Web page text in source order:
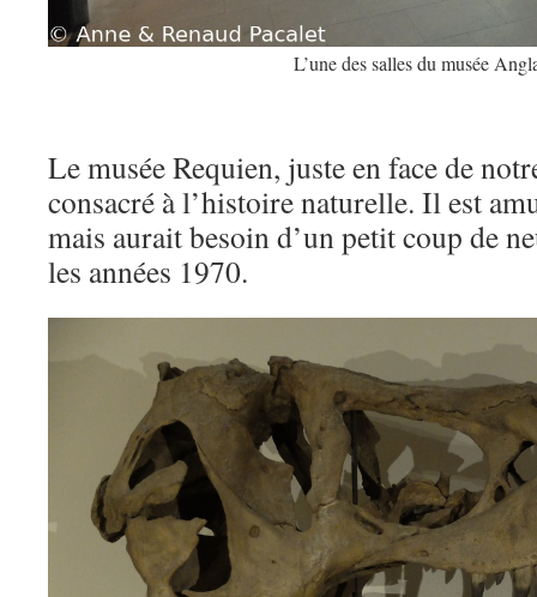
L’une des salles du musée
Le musée Requien, juste en face de
consacré à l’histoire naturelle. Il est
mais aurait besoin d’un petit coup de
les années 1970.